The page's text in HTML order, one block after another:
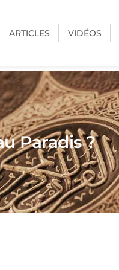
ARTICLES VIDÉOS
Paradis ?